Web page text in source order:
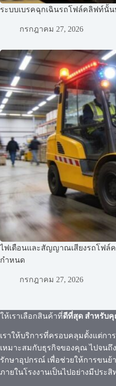
ระบบเบรคฉุกเฉินรถโฟล์คลิฟท์นั้น
กรกฎาคม 27, 2026
ไฟเตือนและสัญญาณเสียงรถโฟล์
กำหนด
กรกฎาคม 27, 2026
ให้เราเลือกสินค้าที่ดีที่สุด สำหรับ
เราให้บริการที่ครอบคลุมตั้งแต่กา
เหมาะสมกับธุรกิจของคุณ ไปจนถึ
รักษาอุปกรณ์ เพื่อช่วยให้การขนย้
ภายในโรงงานเป็นไปอย่างมีประ